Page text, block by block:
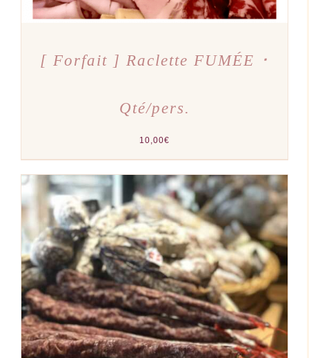
[ Forfait ] Raclette FUMÉE ･
Qté/pers.
10,00€
AJOUTER AU PANIER
/
DÉTAILS